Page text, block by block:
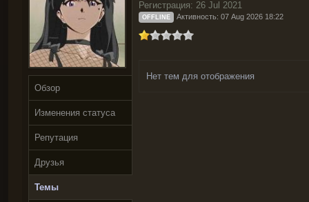
Обзор
Изменения статуса
Репутация
Друзья
Темы
Регистрация: 26 Jul 2021
OFFLINE Активность: 07 Aug 2026 18:22
Нет тем для отображения